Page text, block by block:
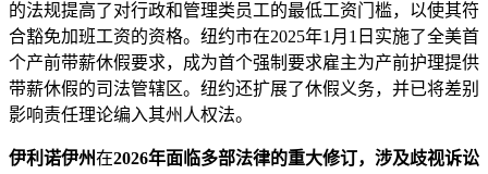
的法规提高了对行政和管理类员工的最低工资门槛，以使其符
合豁免加班工资的资格。纽约市在2025年1月1日实施了全美首
个产前带薪休假要求，成为首个强制要求雇主为产前护理提供
带薪休假的司法管辖区。纽约还扩展了休假义务，并已将差别
影响责任理论编入其州人权法。
伊利诺伊州在2026年面临多部法律的重大修订，涉及歧视诉讼